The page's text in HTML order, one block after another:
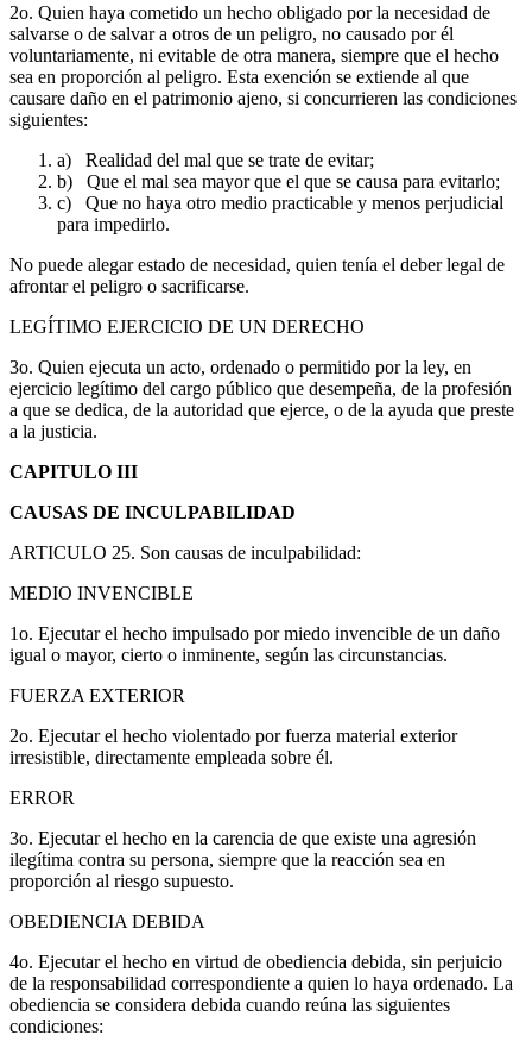
2o. Quien haya cometido un hecho obligado por la necesidad de
salvarse o de salvar a otros de un peligro, no causado por él
voluntariamente, ni evitable de otra manera, siempre que el hecho
sea en proporción al peligro. Esta exención se extiende al que
causare daño en el patrimonio ajeno, si concurrieren las condiciones
siguientes:
a) Realidad del mal que se trate de evitar;
b) Que el mal sea mayor que el que se causa para evitarlo;
c) Que no haya otro medio practicable y menos perjudicial
para impedirlo.
No puede alegar estado de necesidad, quien tenía el deber legal de
afrontar el peligro o sacrificarse.
LEGÍTIMO EJERCICIO DE UN DERECHO
3o. Quien ejecuta un acto, ordenado o permitido por la ley, en
ejercicio legítimo del cargo público que desempeña, de la profesión
a que se dedica, de la autoridad que ejerce, o de la ayuda que preste
a la justicia.
CAPITULO III
CAUSAS DE INCULPABILIDAD
ARTICULO 25. Son causas de inculpabilidad:
MEDIO INVENCIBLE
1o. Ejecutar el hecho impulsado por miedo invencible de un daño
igual o mayor, cierto o inminente, según las circunstancias.
FUERZA EXTERIOR
2o. Ejecutar el hecho violentado por fuerza material exterior
irresistible, directamente empleada sobre él.
ERROR
3o. Ejecutar el hecho en la carencia de que existe una agresión
ilegítima contra su persona, siempre que la reacción sea en
proporción al riesgo supuesto.
OBEDIENCIA DEBIDA
4o. Ejecutar el hecho en virtud de obediencia debida, sin perjuicio
de la responsabilidad correspondiente a quien lo haya ordenado. La
obediencia se considera debida cuando reúna las siguientes
condiciones: